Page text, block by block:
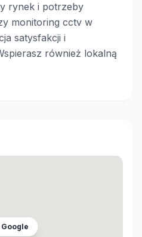
rynek i potrzeby
monitoring cctv w
satysfakcji i
również lokalną
Google